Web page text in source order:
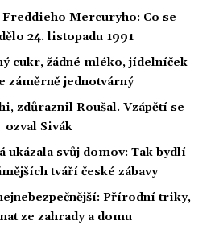
Mercuryho: Co se
24. listopadu 1991
cukr, žádné mléko, jídelníček
záměrně jednotvárný
zdůraznil Roušal. Vzápětí se
ozval Sivák
ukázala svůj domov: Tak bydlí
tváří české zábavy
Přírodní triky,
ze zahrady a domu